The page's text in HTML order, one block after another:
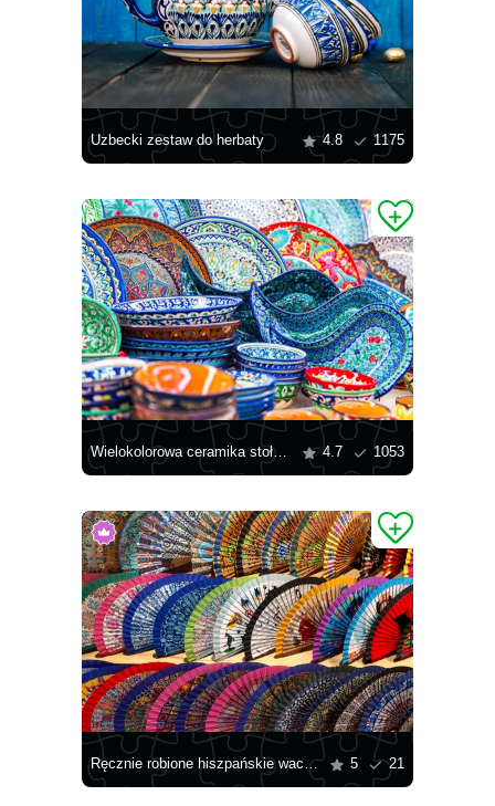
Uzbecki zestaw do herbaty 4.8 1175
Wielokolorowa ceramika stołowa 4.7 1053
Ręcznie robione hiszpańskie wachlarze 5 21